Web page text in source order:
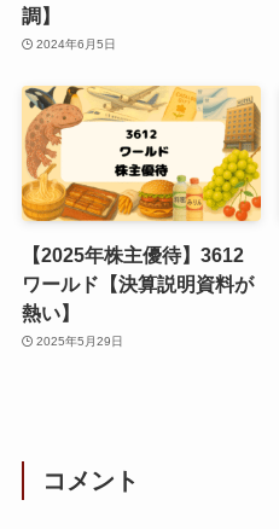
調】
2024年6月5日
【2025年株主優待】3612
ワールド【決算説明資料が
熱い】
2025年5月29日
コメント